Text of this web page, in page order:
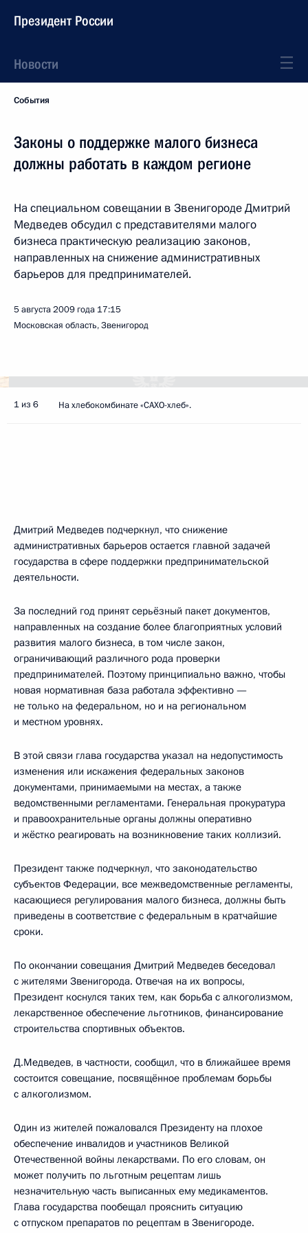
Президент России
Новости
События
Законы о поддержке малого бизнеса
должны работать в каждом регионе
На специальном совещании в Звенигороде Дмитрий
Медведев обсудил с представителями малого
бизнеса практическую реализацию законов,
направленных на снижение административных
барьеров для предпринимателей.
5 августа 2009 года 17:15
Московская область, Звенигород
1 из 6 На хлебокомбинате «САХО-хлеб».
Дмитрий Медведев подчеркнул, что снижение
административных барьеров остается главной задачей
государства в сфере поддержки предпринимательской
деятельности.
За последний год принят серьёзный пакет документов,
направленных на создание более благоприятных условий
развития малого бизнеса, в том числе закон,
ограничивающий различного рода проверки
предпринимателей. Поэтому принципиально важно, чтобы
новая нормативная база работала эффективно —
не только на федеральном, но и на региональном
и местном уровнях.
В этой связи глава государства указал на недопустимость
изменения или искажения федеральных законов
документами, принимаемыми на местах, а также
ведомственными регламентами. Генеральная прокуратура
и правоохранительные органы должны оперативно
и жёстко реагировать на возникновение таких коллизий.
Президент также подчеркнул, что законодательство
субъектов Федерации, все межведомственные регламенты,
касающиеся регулирования малого бизнеса, должны быть
приведены в соответствие с федеральным в кратчайшие
сроки.
По окончании совещания Дмитрий Медведев беседовал
с жителями Звенигорода. Отвечая на их вопросы,
Президент коснулся таких тем, как борьба с алкоголизмом,
лекарственное обеспечение льготников, финансирование
строительства спортивных объектов.
Д.Медведев, в частности, сообщил, что в ближайшее время
состоится совещание, посвящённое проблемам борьбы
с алкоголизмом.
Один из жителей пожаловался Президенту на плохое
обеспечение инвалидов и участников Великой
Отечественной войны лекарствами. По его словам, он
может получить по льготным рецептам лишь
незначительную часть выписанных ему медикаментов.
Глава государства пообещал прояснить ситуацию
с отпуском препаратов по рецептам в Звенигороде.